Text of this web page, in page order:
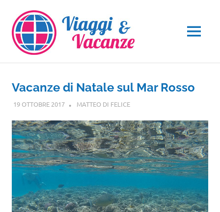
contenuto
MENU
Vacanze di Natale sul Mar Rosso
19 OTTOBRE 2017 MATTEO DI FELICEAFRICA